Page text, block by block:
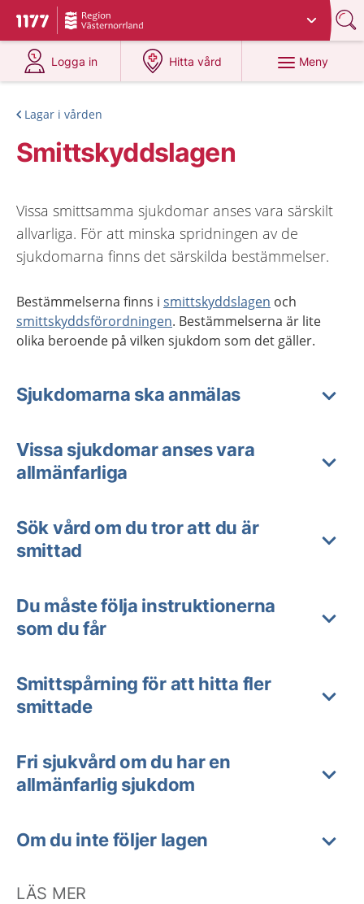
Till startsidan för 1177
Du har valt region
Logga in
på 1177.se
Hitta vård
på 1177.se
Meny
Lagar i vården
Smittskyddslagen
Vissa smittsamma sjukdomar anses vara särskilt
allvarliga. För att minska spridningen av de
sjukdomarna finns det särskilda bestämmelser.
Bestämmelserna finns i smittskyddslagen och
smittskyddsförordningen. Bestämmelserna är lite
olika beroende på vilken sjukdom som det gäller.
Sjukdomarna ska anmälas
Vissa sjukdomar anses vara
allmänfarliga
Sök vård om du tror att du är
smittad
Du måste följa instruktionerna
som du får
Smittspårning för att hitta fler
smittade
Fri sjukvård om du har en
allmänfarlig sjukdom
Om du inte följer lagen
LÄS MER